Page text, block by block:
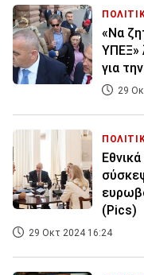
«Να
ΥΠΕΞ»
για
29
(Pics)
29 Οκτ 2024 16:24